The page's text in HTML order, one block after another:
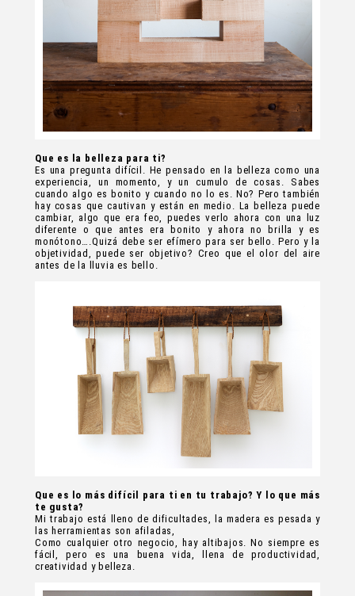
Que es la belleza para ti?
Es una pregunta difícil. He pensado en la belleza como una
experiencia, un momento, y un cumulo de cosas. Sabes
cuando algo es bonito y cuando no lo es. No? Pero también
hay cosas que cautivan y están en medio. La belleza puede
cambiar, algo que era feo, puedes verlo ahora con una luz
diferente o que antes era bonito y ahora no brilla y es
monótono….Quizá debe ser efímero para ser bello. Pero y la
objetividad, puede ser objetivo? Creo que el olor del aire
antes de la lluvia es bello.
Que es lo más difícil para ti en tu trabajo? Y lo que más
te gusta?
Mi trabajo está lleno de dificultades, la madera es pesada y
las herramientas son afiladas,
Como cualquier otro negocio, hay altibajos. No siempre es
fácil, pero es una buena vida, llena de productividad,
creatividad y belleza.